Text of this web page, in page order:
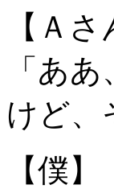
【Ａさ
「あ
けど、
【僕】